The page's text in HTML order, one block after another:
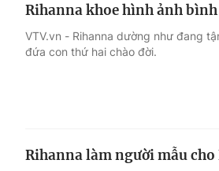
Rihanna khoe hình ảnh bình
VTV.vn - Rihanna dường như đang
đứa con thứ hai chào đời.
Rihanna làm người mẫu